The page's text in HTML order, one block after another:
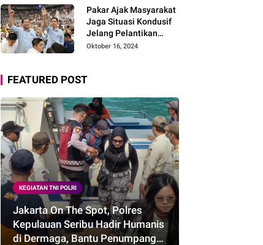
Pakar Ajak Masyarakat
Jaga Situasi Kondusif
Jelang Pelantikan
Presiden dan Dukung
Oktober 16, 2024
FEATURED POST
KEGIATAN TNI POLRI
Jakarta On The Spot, Polres
Kepulauan Seribu Hadir Humanis
di Dermaga, Bantu Penumpang